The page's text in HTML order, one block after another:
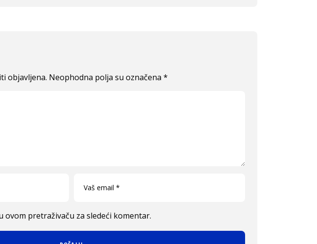
objavljena. Neophodna polja su označena *
ovom pretraživaču za sledeći komentar.